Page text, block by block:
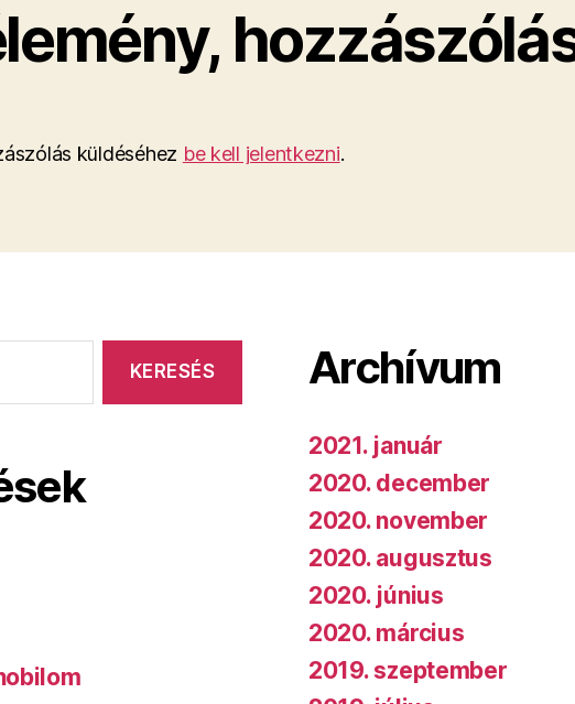
küldéséhez be kell jelentkezni.
Archívum
2021. január
2020. december
2020. november
2020. augusztus
2020. június
2020. március
2019. szeptember